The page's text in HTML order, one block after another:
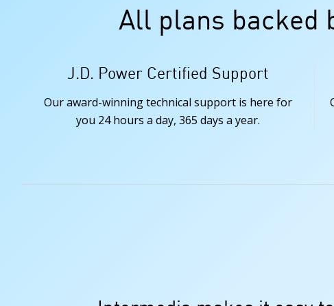
All plans backed
J.D. Power Certified Support
Our award-winning technical support is here for
you 24 hours a day, 365 days a year.